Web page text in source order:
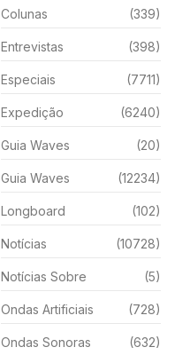
Colunas (339)
Entrevistas (398)
Especiais (7711)
Expedição (6240)
Guia Waves (20)
Guia Waves (12234)
Longboard (102)
Notícias (10728)
Notícias Sobre (5)
Ondas Artificiais (728)
Ondas Sonoras (632)